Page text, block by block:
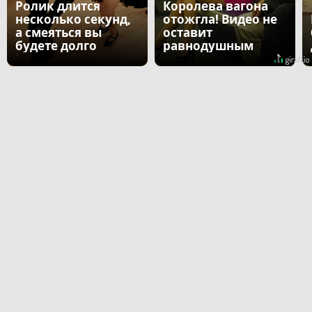
Ролик длится
несколько секунд,
а смеяться вы
будете долго
Королева вагона
отожгла! Видео не
оставит
равнодушным